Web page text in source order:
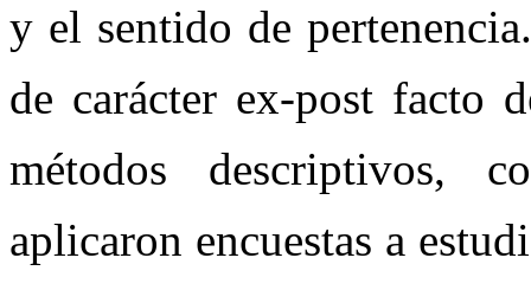
y el sentido de
de carácter ex-post facto
métodos descriptivos,
aplicaron encuestas a